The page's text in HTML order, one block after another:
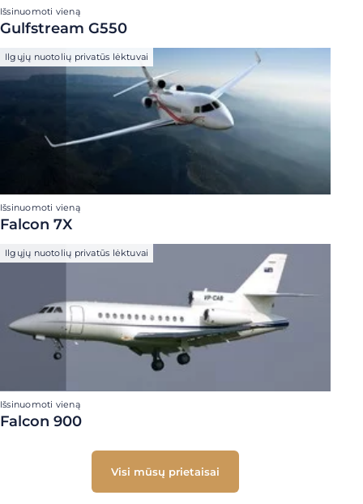
Išsinuomoti vieną
Gulfstream G550
Ilgųjų nuotolių privatūs lėktuvai
Išsinuomoti vieną
Falcon 7X
Ilgųjų nuotolių privatūs lėktuvai
Išsinuomoti vieną
Falcon 900
Visi mūsų prietaisai